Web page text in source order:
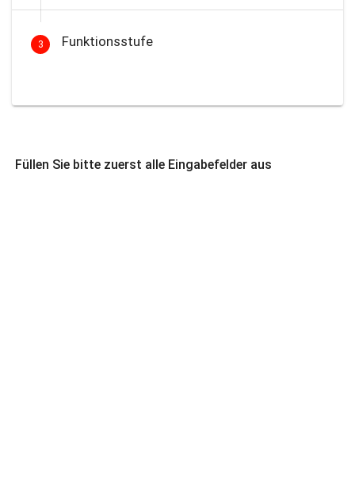
3 Funktionsstufe
Füllen Sie bitte zuerst alle Eingabefelder aus